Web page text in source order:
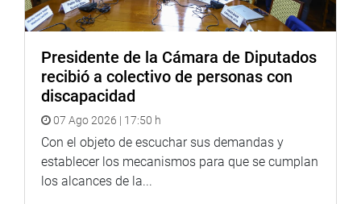
Presidente de la Cámara de Diputados
recibió a colectivo de personas con
discapacidad
07 Ago 2026 | 17:50 h
Con el objeto de escuchar sus demandas y
establecer los mecanismos para que se cumplan
los alcances de la...